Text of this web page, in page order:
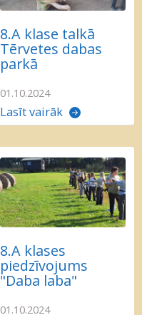
8.A klase talkā
Tērvetes dabas
parkā
01.10.2024
Lasīt vairāk
8.A klases
piedzīvojums
"Daba laba"
01.10.2024